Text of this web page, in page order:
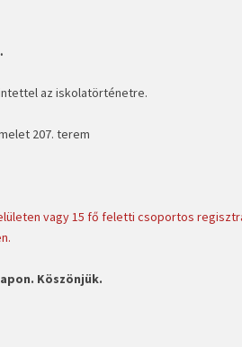
az iskolatörténetre.
207. terem
vagy 15 fő feletti csoportos
Köszönjük.